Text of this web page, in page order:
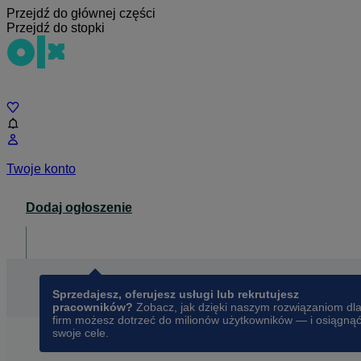
Przejdź do głównej części
Przejdź do stopki
Twoje konto
Dodaj ogłoszenie
Sprzedajesz, oferujesz usługi lub rekrutujesz
pracowników? Zobacz, jak dzięki naszym rozwiązaniom dla
firm możesz dotrzeć do milionów użytkowników — i osiągnąć
swoje cele.